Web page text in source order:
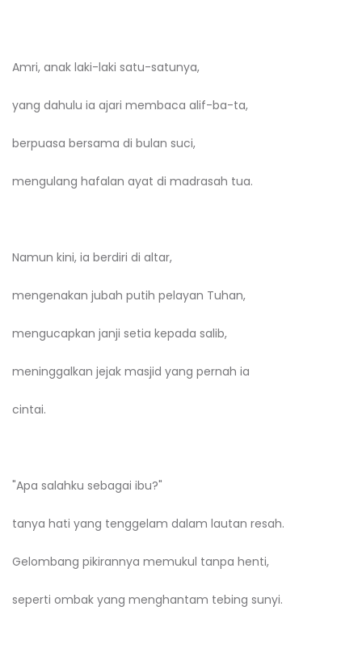
Amri, anak laki-laki satu-satunya,
yang dahulu ia ajari membaca alif-ba-ta,
berpuasa bersama di bulan suci,
mengulang hafalan ayat di madrasah tua.
Namun kini, ia berdiri di altar,
mengenakan jubah putih pelayan Tuhan,
mengucapkan janji setia kepada salib,
meninggalkan jejak masjid yang pernah ia
cintai.
"Apa salahku sebagai ibu?"
tanya hati yang tenggelam dalam lautan resah.
Gelombang pikirannya memukul tanpa henti,
seperti ombak yang menghantam tebing sunyi.